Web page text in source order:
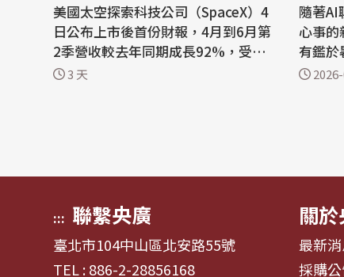
美國太空探索科技公司（SpaceX）4
日公布上市後首份財報，4月到6月第
2季營收較去年同期成長92%，受惠
於「星鏈」衛星網路與人工智慧（A
3 天
隨著AI
心事的
有鑑於
情況更
::: 聯繫央廣
臺北市104中山區北安路55號
TEL : 886-2-28856168
關
最新
採購